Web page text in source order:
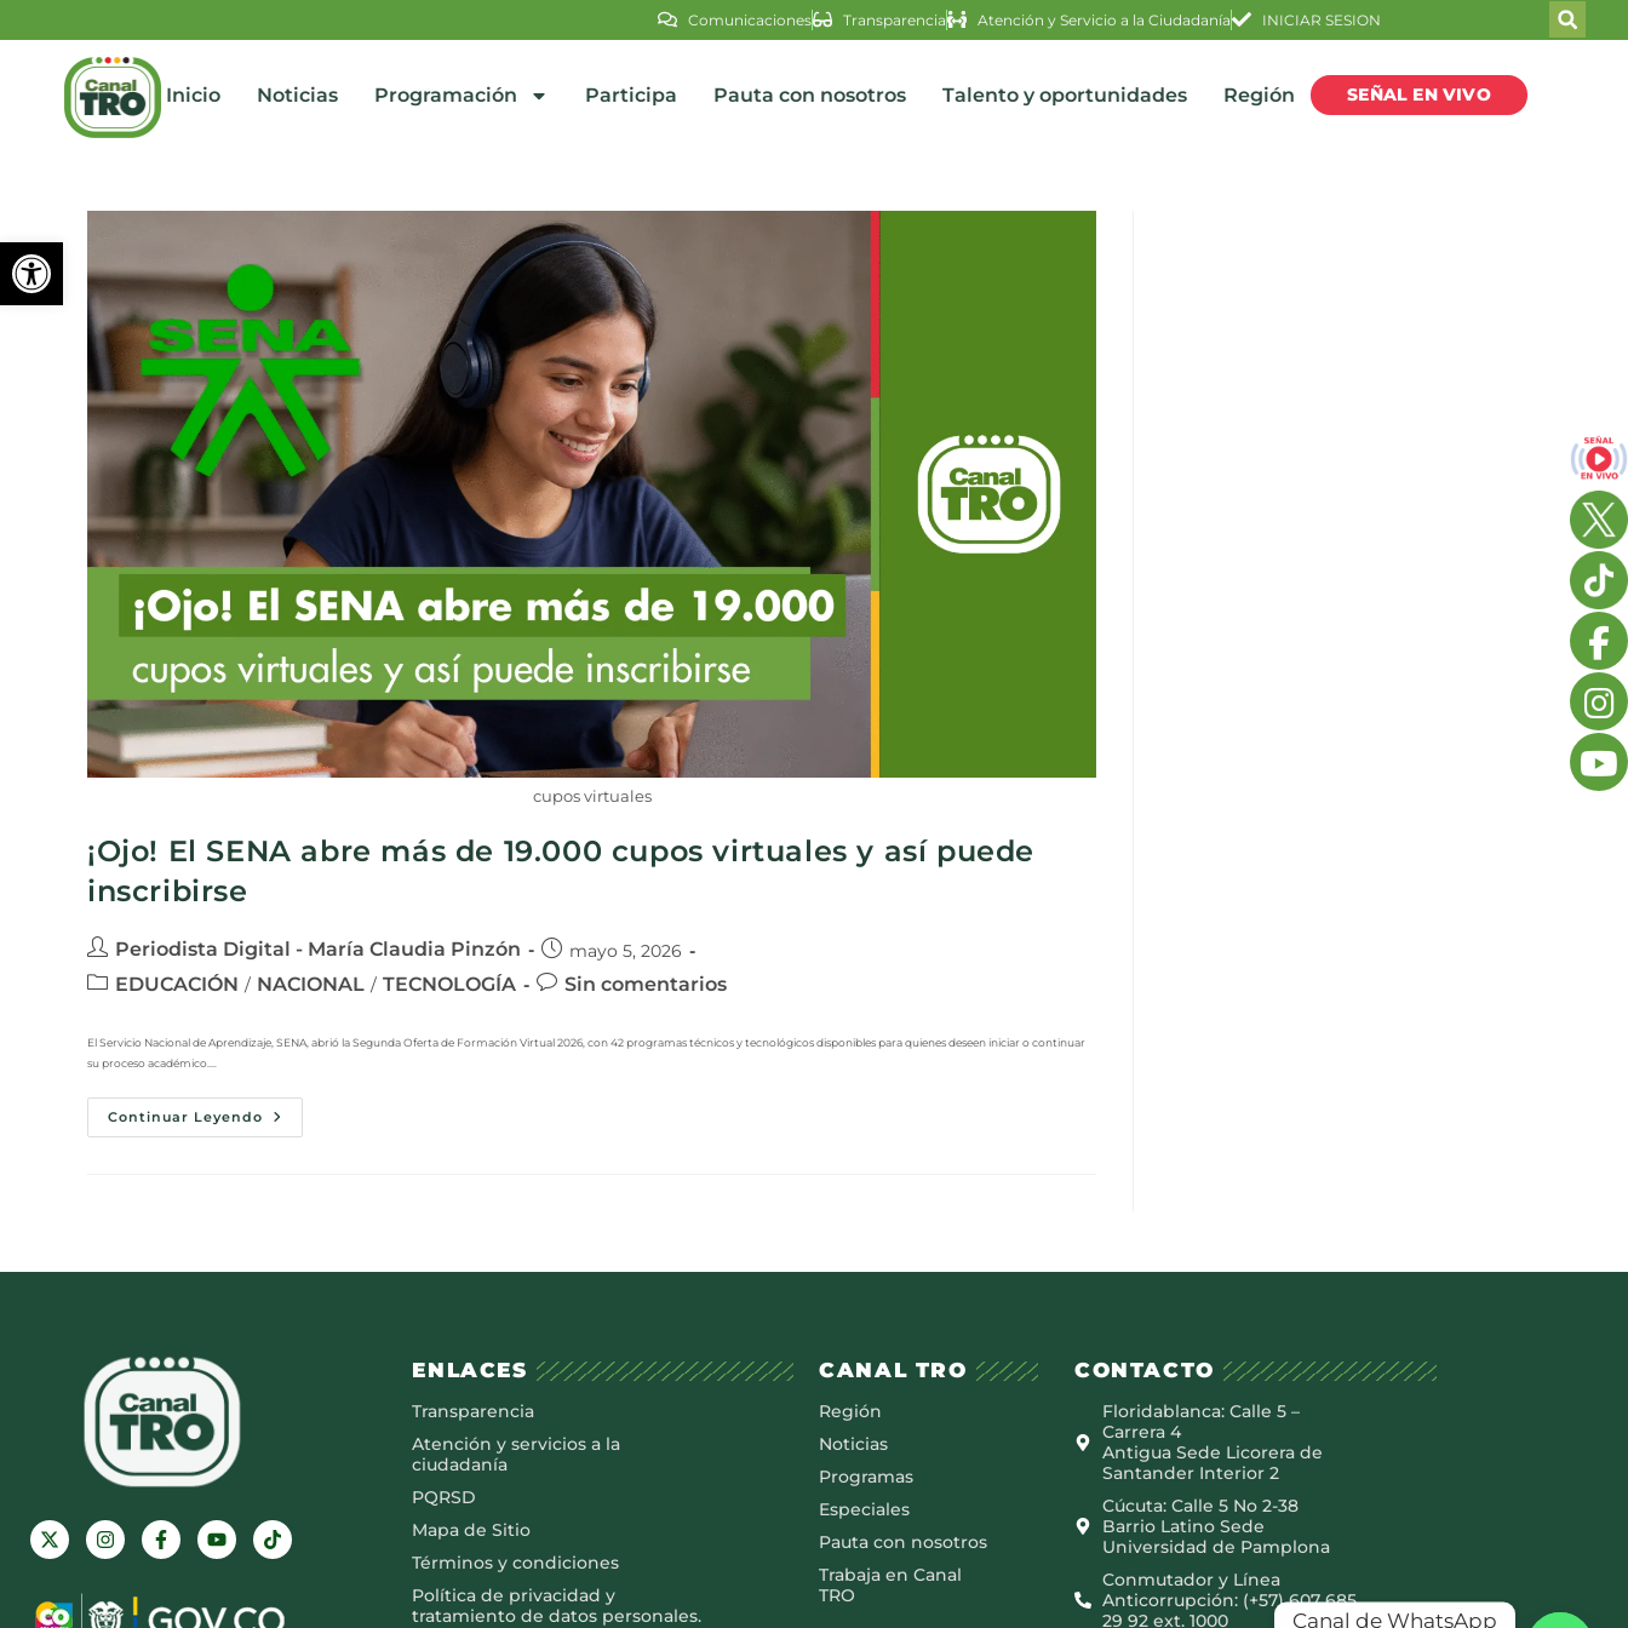
Abrir barra de herramientas
Comunicaciones Transparencia Atención y Servicio a la Ciudadanía INICIAR SESION
Inicio Noticias Programación Participa Pauta con nosotros Talento y oportunidades Región SEÑAL EN VIVO
cupos virtuales
¡Ojo! El SENA abre más de 19.000 cupos virtuales y así puede
inscribirse
Periodista Digital - María Claudia Pinzón mayo 5, 2026
EDUCACIÓN / NACIONAL / TECNOLOGÍA Sin comentarios
El Servicio Nacional de Aprendizaje, SENA, abrió la Segunda Oferta de Formación Virtual 2026, con 42 programas técnicos y tecnológicos disponibles para quienes deseen iniciar o continuar
su proceso académico.…
Continuar Leyendo
ENLACES
Transparencia
Atención y servicios a la
ciudadanía
PQRSD
Mapa de Sitio
Términos y condiciones
Política de privacidad y
tratamiento de datos personales.
CANAL TRO
Región
Noticias
Programas
Especiales
Pauta con nosotros
Trabaja en Canal
TRO
CONTACTO
Floridablanca: Calle 5 –
Carrera 4
Antigua Sede Licorera de
Santander Interior 2
Cúcuta: Calle 5 No 2-38
Barrio Latino Sede
Universidad de Pamplona
Conmutador y Línea
Anticorrupción: (+57) 607 685
29 92 ext. 1000
Canal de WhatsApp